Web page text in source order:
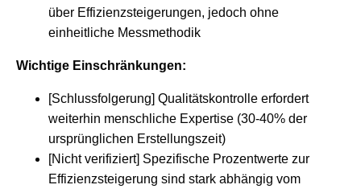
über Effizienzsteigerungen, jedoch ohne
einheitliche Messmethodik
Wichtige Einschränkungen:
[Schlussfolgerung] Qualitätskontrolle erfordert
weiterhin menschliche Expertise (30-40% der
ursprünglichen Erstellungszeit)
[Nicht verifiziert] Spezifische Prozentwerte zur
Effizienzsteigerung sind stark abhängig vom